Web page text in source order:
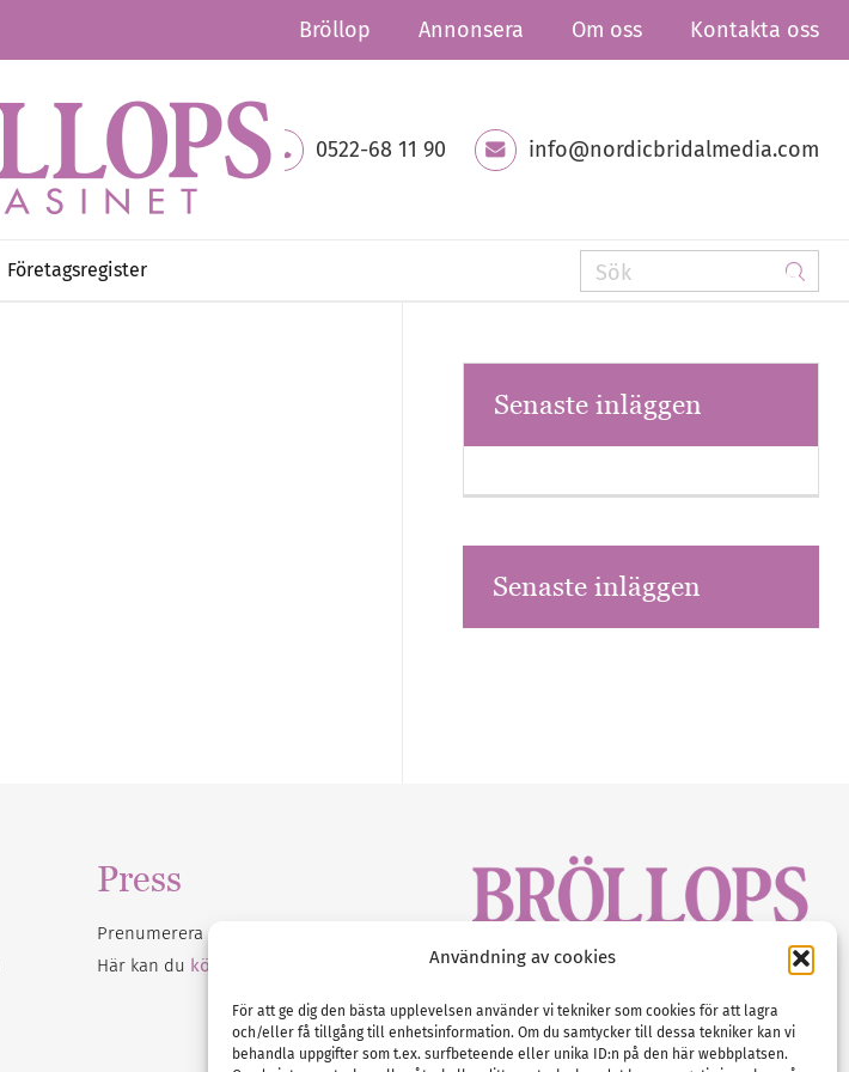
Användning av cookies
För att ge dig den bästa upplevelsen använder vi tekniker som cookies för att lagra
och/eller få tillgång till enhetsinformation. Om du samtycker till dessa tekniker kan vi
behandla uppgifter som t.ex. surfbeteende eller unika ID:n på den här webbplatsen.
Bröllop Annonsera Om oss Kontakta oss
0522-68 11 90 info@nordicbridalmedia.com
Företagsregister
Senaste inläggen
Senaste inläggen
Press
Prenumerera på vårt
Här kan du köpa Bröllopsmagasinet
Tel :0522-68 11 90
E-post:info@nordicbridalmedia.com